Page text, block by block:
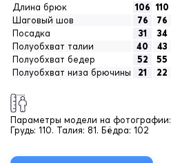
Длина брюк
106 110
Шаговый шов
76 76
Посадка
31 34
Полуобхват талии
40 43
Полуобхват бедер
52 55
Полуобхват низа брючины
21 22
Параметры модели на фотографии:
Грудь: 110. Талия: 81. Бёдра: 102